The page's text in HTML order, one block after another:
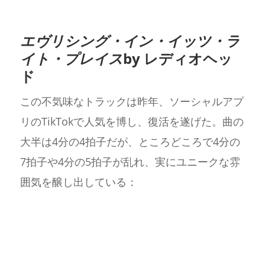
エヴリシング・イン・イッツ・ラ
イト・プレイスby レディオヘッ
ド
この不気味なトラックは昨年、ソーシャルアプ
リのTikTokで人気を博し、復活を遂げた。曲の
大半は4分の4拍子だが、ところどころで4分の
7拍子や4分の5拍子が乱れ、実にユニークな雰
囲気を醸し出している：